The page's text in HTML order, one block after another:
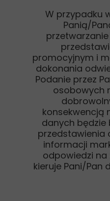
W przypadku
Panią/
promocyjnym i
dokonania
Podanie przez
osobowych
konsekwencją
danych będzie
przedstawienia
informacji
odpowiedzi
kieruje Pani/Pan